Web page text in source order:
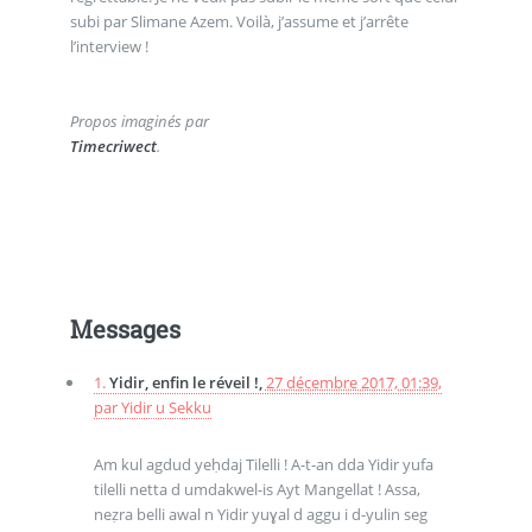
subi par Slimane Azem. Voilà, j’assume et j’arrête
l’interview !
Propos imaginés par
Timecriwect.
Messages
1.Yidir, enfin le réveil !,27 décembre 2017, 01:39,
parYidir u Sekku
Am kul agdud yeḥdaj Tilelli ! A-t-an dda Yidir yufa
tilelli netta d umdakwel-is Ayt Mangellat ! Assa,
neẓra belli awal n Yidir yuɣal d aggu i d-yulin seg